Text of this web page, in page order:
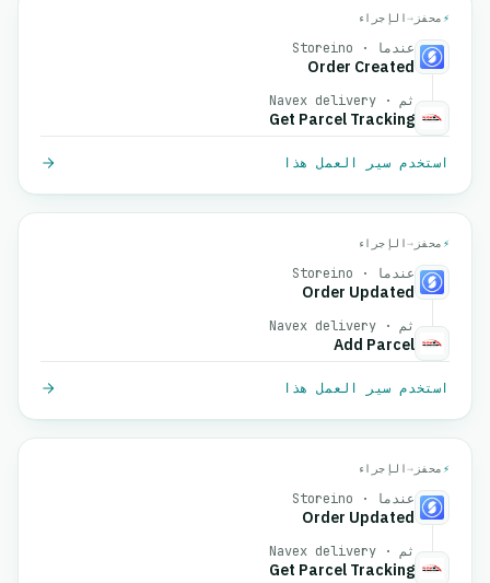
⚡ محفز →الإجراء
عندما · Storeino
Order Created
ثم · Navex delivery
Get Parcel Tracking
استخدم سير العمل هذا
⚡ محفز →الإجراء
عندما · Storeino
Order Updated
ثم · Navex delivery
Add Parcel
استخدم سير العمل هذا
⚡ محفز →الإجراء
عندما · Storeino
Order Updated
ثم · Navex delivery
Get Parcel Tracking